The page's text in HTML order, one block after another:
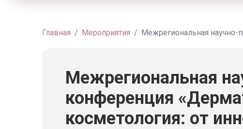
Главная Мероприятия Межрегиональная научно-
Межрегиональная
конференция
косметология: от